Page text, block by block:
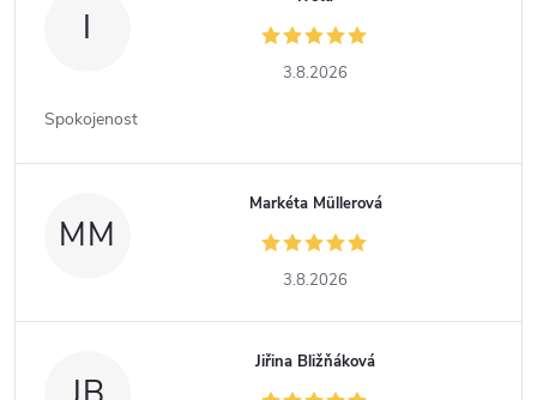
I
3.8.2026
Spokojenost
MM
Markéta Müllerová
3.8.2026
Jiřina Bližňáková